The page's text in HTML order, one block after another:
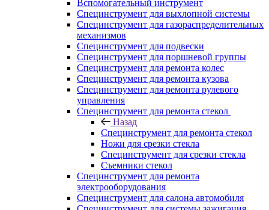
Вспомогательный инструмент
Специнструмент для выхлопной системы
Специнструмент для газораспределительных
механизмов
Специнструмент для подвески
Специнструмент для поршневой группы
Специнструмент для ремонта колес
Специнструмент для ремонта кузова
Специнструмент для ремонта рулевого
управления
Специнструмент для ремонта стекол
Назад
Специнструмент для ремонта стекол
Ножи для срезки стекла
Специнструмент для срезки стекла
Съемники стекол
Специнструмент для ремонта
электрооборудования
Специнструмент для салона автомобиля